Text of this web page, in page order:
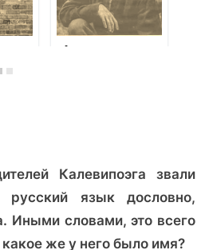
«Аптекарь
Калевипоэга звали
язык дословно,
Иными словами, это всего
же у него было имя?